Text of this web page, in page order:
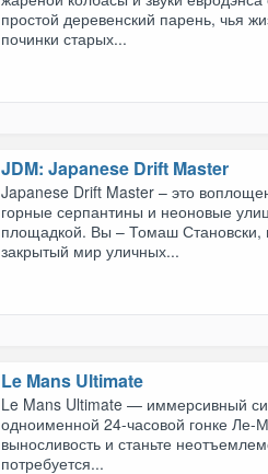
простой деревенский парень, чья
починки старых...
JDM: Japanese Drift Master
Japanese Drift Master – это
горные серпантины и неоновые
площадкой. Вы – Томаш Становски,
закрытый мир уличных...
Le Mans Ultimate
Le Mans Ultimate — иммерсивный
одноименной 24-часовой гонке Ле-
выносливость и станьте
потребуется...